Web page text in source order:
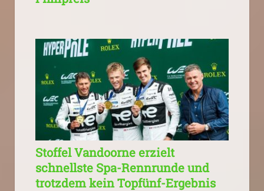
Stoffel Vandoorne erzielt
schnellste Spa-Rennrunde und
trotzdem kein Topfünf-Ergebnis